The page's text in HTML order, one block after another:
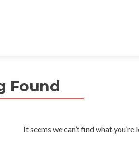
Found
It seems we can’t find what